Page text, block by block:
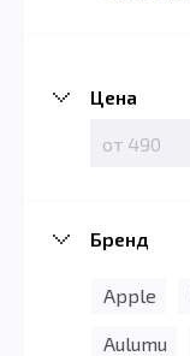
Цена
Бренд
Apple
Aulumu